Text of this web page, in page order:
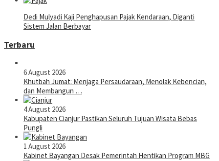
Dedi Mulyadi Kaji Penghapusan Pajak Kendaraan, Diganti
Sistem Jalan Berbayar
Terbaru
6 August 2026
Khutbah Jumat: Menjaga Persaudaraan, Menolak Kebencian,
dan Membangun …
4 August 2026
Kabupaten Cianjur Pastikan Seluruh Tujuan Wisata Bebas
Pungli
1 August 2026
Kabinet Bayangan Desak Pemerintah Hentikan Program MBG